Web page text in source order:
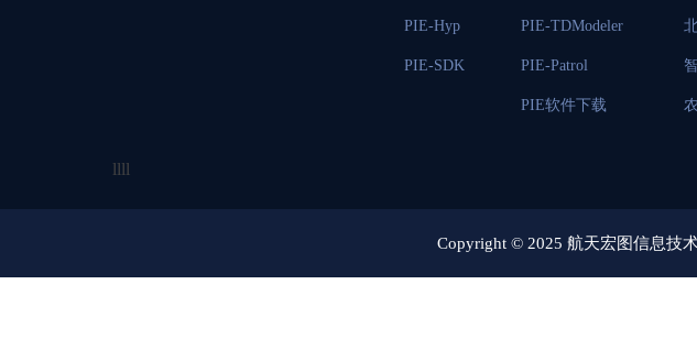
PIE-Hyp
PIE-SDK
PIE-TDModeler
PIE-Patrol
PIE软件下载
llll
Copyright © 2025 航天宏图信息技